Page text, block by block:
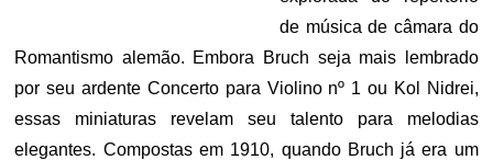
de música de câmara do
Romantismo alemão. Embora Bruch seja mais lembrado
por seu ardente Concerto para Violino nº 1 ou Kol Nidrei,
essas miniaturas revelam seu talento para melodias
elegantes. Compostas em 1910, quando Bruch já era um